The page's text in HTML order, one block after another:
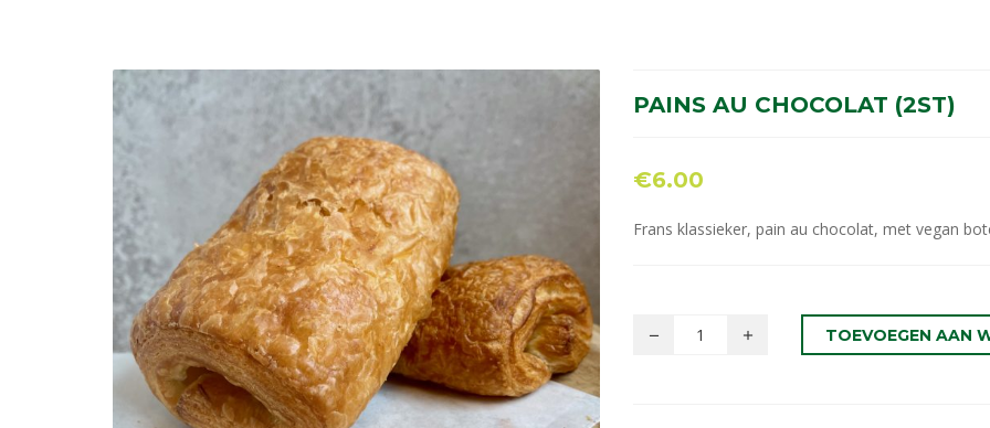
PAINS AU CHOCOLAT (2ST)
€6.00
Frans klassieker, pain au chocolat, met vegan
TOEVOEGEN AAN